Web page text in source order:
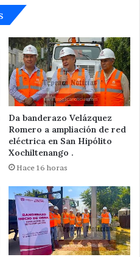
Da banderazo Velázquez
Romero a ampliación de red
eléctrica en San Hipólito
Xochiltenango .
Hace 16 horas